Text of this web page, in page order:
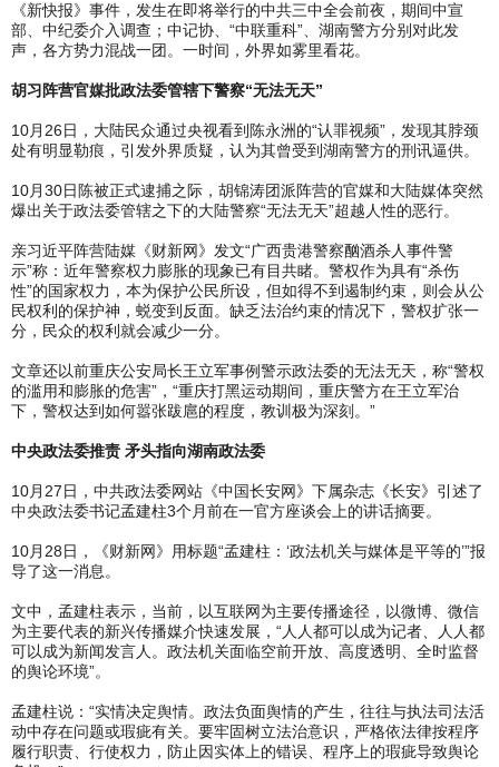
《新快报》事件，发生在即将举行的中共三中全会前夜，期间中宣
部、中纪委介入调查；中记协、“中联重科”、湖南警方分别对此发
声，各方势力混战一团。一时间，外界如雾里看花。
胡习阵营官媒批政法委管辖下警察“无法无天”
10月26日，大陆民众通过央视看到陈永洲的“认罪视频”，发现其脖颈
处有明显勒痕，引发外界质疑，认为其曾受到湖南警方的刑讯逼供。
10月30日陈被正式逮捕之际，胡锦涛团派阵营的官媒和大陆媒体突然
爆出关于政法委管辖之下的大陆警察“无法无天”超越人性的恶行。
亲习近平阵营陆媒《财新网》发文“广西贵港警察酗酒杀人事件警
示”称：近年警察权力膨胀的现象已有目共睹。警权作为具有“杀伤
性”的国家权力，本为保护公民所设，但如得不到遏制约束，则会从公
民权利的保护神，蜕变到反面。缺乏法治约束的情况下，警权扩张一
分，民众的权利就会减少一分。
文章还以前重庆公安局长王立军事例警示政法委的无法无天，称“警权
的滥用和膨胀的危害”，“重庆打黑运动期间，重庆警方在王立军治
下，警权达到如何嚣张跋扈的程度，教训极为深刻。”
中央政法委推责 矛头指向湖南政法委
10月27日，中共政法委网站《中国长安网》下属杂志《长安》引述了
中央政法委书记孟建柱3个月前在一官方座谈会上的讲话摘要。
10月28日，《财新网》用标题“孟建柱：‘政法机关与媒体是平等的’”报
导了这一消息。
文中，孟建柱表示，当前，以互联网为主要传播途径，以微博、微信
为主要代表的新兴传播媒介快速发展，“人人都可以成为记者、人人都
可以成为新闻发言人。政法机关面临空前开放、高度透明、全时监督
的舆论环境”。
孟建柱说：“实情决定舆情。政法负面舆情的产生，往往与执法司法活
动中存在问题或瑕疵有关。要牢固树立法治意识，严格依法律按程序
履行职责、行使权力，防止因实体上的错误、程序上的瑕疵导致舆论